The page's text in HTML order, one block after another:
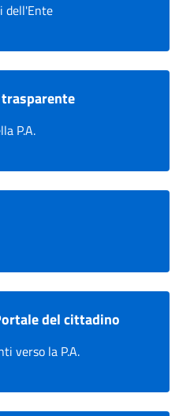
dell'Ente
P.A.
del cittadino
verso la P.A.